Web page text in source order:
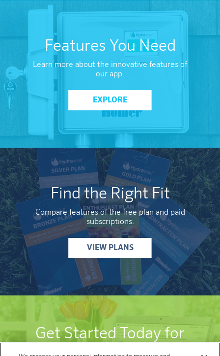
Features You Need
Learn more about the innovative features of
our app.
EXPLORE
Find the Right Fit
Compare features of the free plan and paid
subscriptions.
VIEW PLANS
Get Started Today for